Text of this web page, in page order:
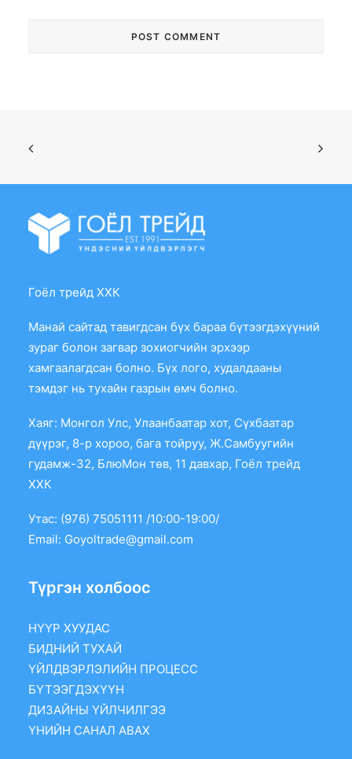
Гоёл трейд ХХК
Манай сайтад тавигдсан бүх бараа бүтээгдэхүүний
зураг болон загвар зохиогчийн эрхээр
хамгаалагдсан болно. Бүх лого, худалдааны
тэмдэг нь тухайн газрын өмч болно.
Хаяг: Монгол Улс, Улаанбаатар хот, Сүхбаатар
дүүрэг, 8-р хороо, бага тойруу, Ж.Самбуугийн
гудамж-32, БлюМон төв, 11 давхар, Гоёл трейд
ХХК
Утас: (976) 75051111 /10:00-19:00/
Email: Goyoltrade@gmail.com
Түргэн холбоос
НҮҮР ХУУДАС
БИДНИЙ ТУХАЙ
ҮЙЛДВЭРЛЭЛИЙН ПРОЦЕСС
БҮТЭЭГДЭХҮҮН
ДИЗАЙНЫ ҮЙЛЧИЛГЭЭ
ҮНИЙН САНАЛ АВАХ